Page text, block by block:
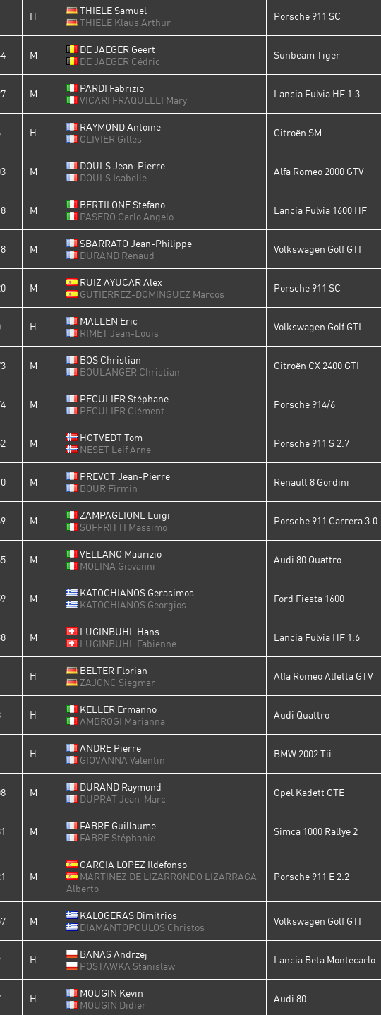
H
THIELE Samuel
THIELE Klaus Arthur
Porsche 911 SC
M
DE JAEGER Geert
DE JAEGER Cédric
Sunbeam Tiger
M
PARDI Fabrizio
VICARI FRAQUELLI Mary
Lancia Fulvia HF 1.3
H
RAYMOND Antoine
OLIVIER Gilles
Citroën SM
M
DOULS Jean-Pierre
DOULS Isabelle
Alfa Romeo 2000 GTV
M
BERTILONE Stefano
PASERO Carlo Angelo
Lancia Fulvia 1600 HF
M
SBARRATO Jean-Philippe
DURAND Renaud
Volkswagen Golf GTI
M
RUIZ AYUCAR Alex
GUTIERREZ-DOMINGUEZ Marcos
Porsche 911 SC
H
MALLEN Eric
RIMET Jean-Louis
Volkswagen Golf GTI
M
BOS Christian
BOULANGER Christian
Citroën CX 2400 GTI
M
PECULIER Stéphane
PECULIER Clément
Porsche 914/6
M
HOTVEDT Tom
NESET Leif Arne
Porsche 911 S 2.7
M
PREVOT Jean-Pierre
BOUR Firmin
Renault 8 Gordini
M
ZAMPAGLIONE Luigi
SOFFRITTI Massimo
Porsche 911 Carrera 3.0
M
VELLANO Maurizio
MOLINA Giovanni
Audi 80 Quattro
M
KATOCHIANOS Gerasimos
KATOCHIANOS Georgios
Ford Fiesta 1600
M
LUGINBUHL Hans
LUGINBUHL Fabienne
Lancia Fulvia HF 1.6
H
BELTER Florian
ZAJONC Siegmar
Alfa Romeo Alfetta GTV
H
KELLER Ermanno
AMBROGI Marianna
Audi Quattro
H
ANDRE Pierre
GIOVANNA Valentin
BMW 2002 Tii
M
DURAND Raymond
DUPRAT Jean-Marc
Opel Kadett GTE
M
FABRE Guillaume
FABRE Stéphanie
Simca 1000 Rallye 2
M
GARCIA LOPEZ Ildefonso
MARTINEZ DE LIZARRONDO LIZARRAGA
Alberto
Porsche 911 E 2.2
M
KALOGERAS Dimitrios
DIAMANTOPOULOS Christos
Volkswagen Golf GTI
H
BANAS Andrzej
POSTAWKA Stanislaw
Lancia Beta Montecarlo
H
MOUGIN Kevin
MOUGIN Didier
Audi 80